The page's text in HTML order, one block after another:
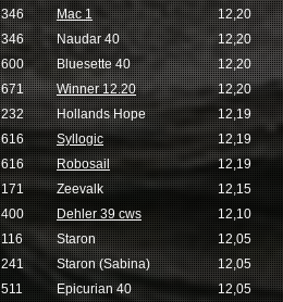
346
Mac 1 12,20
346
Naudar 40 12,20
600
Bluesette 40 12,20
671
Winner 12.20 12,20
232
Hollands Hope 12,19
616
Syllogic 12,19
616
Robosail 12,19
171
Zeevalk 12,15
400
Dehler 39 cws 12,10
116
Staron 12,05
241
Staron (Sabina) 12,05
511
Epicurian 40 12,05